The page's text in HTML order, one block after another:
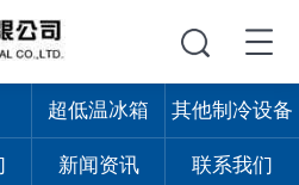
超低温冰箱 其他制冷设备
新闻资讯 联系我们